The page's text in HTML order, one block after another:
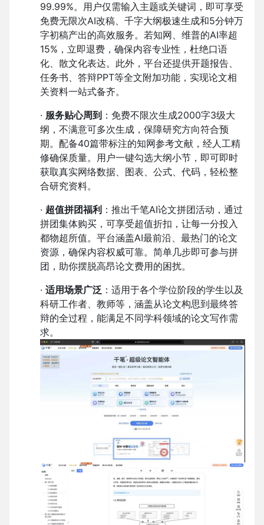
99.99%。用户仅需输入主题或关键词，即可享受
免费无限次AI改稿、千字大纲极速生成和5分钟万
字初稿产出的高效服务。若知网、维普的AI率超
15%，立即退费，确保内容专业性，杜绝口语
化、散文化表达。此外，平台还提供开题报告、
任务书、答辩PPT等全文附加功能，实现论文相
关资料一站式备齐。
· 服务贴心周到 ：免费不限次生成2000字3级大
纲，不满意可多次生成，保障研究方向符合预
期。配备40篇带标注的知网参考文献，经人工精
修确保质量。用户一键勾选大纲小节，即可即时
获取真实网络数据、图表、公式、代码，轻松整
合研究资料。
· 超值拼团福利 ：推出千笔AI论文拼团活动，通过
拼团集体购买，可享受超值折扣，让每一分投入
都物超所值。平台涵盖AI最前沿、最热门的论文
资源，确保内容权威可靠。简单几步即可参与拼
团，助你摆脱高昂论文费用的困扰。
· 适用场景广泛 ：适用于各个学位阶段的学生以及
科研工作者、教师等，涵盖从论文构思到最终答
辩的全过程，能满足不同学科领域的论文写作需
求。